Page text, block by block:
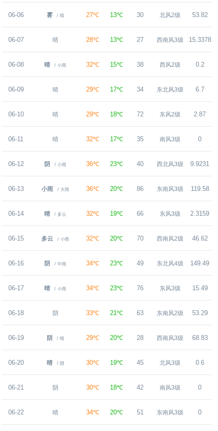
06-06 雾 / 晴 27℃ 13℃ 30 北风2级 53.82
06-07 晴 28℃ 13℃ 27 西南风3级 15.3378
06-08 晴 / 小雨 32℃ 15℃ 38 西风2级 0.2
06-09 晴 29℃ 17℃ 34 东北风3级 6.7
06-10 晴 29℃ 18℃ 72 东风2级 2.87
06-11 晴 32℃ 17℃ 35 南风3级 0
06-12 阴 / 小雨 36℃ 23℃ 40 西北风3级 9.9231
06-13 小雨 / 大雨 36℃ 20℃ 86 东南风3级 119.58
06-14 晴 / 多云 32℃ 19℃ 66 东风3级 2.3159
06-15 多云 / 小雨 32℃ 20℃ 70 西南风2级 46.62
06-16 阴 / 中雨 34℃ 23℃ 49 东北风4级 149.49
06-17 晴 / 小雨 34℃ 23℃ 76 东风3级 15.49
06-18 阴 33℃ 21℃ 63 东南风2级 53.29
06-19 阴 / 晴 29℃ 20℃ 28 西南风3级 68.83
06-20 晴 / 阴 30℃ 19℃ 45 北风3级 0.6
06-21 阴 30℃ 18℃ 42 南风3级 0
06-22 晴 34℃ 20℃ 51 东南风3级 0